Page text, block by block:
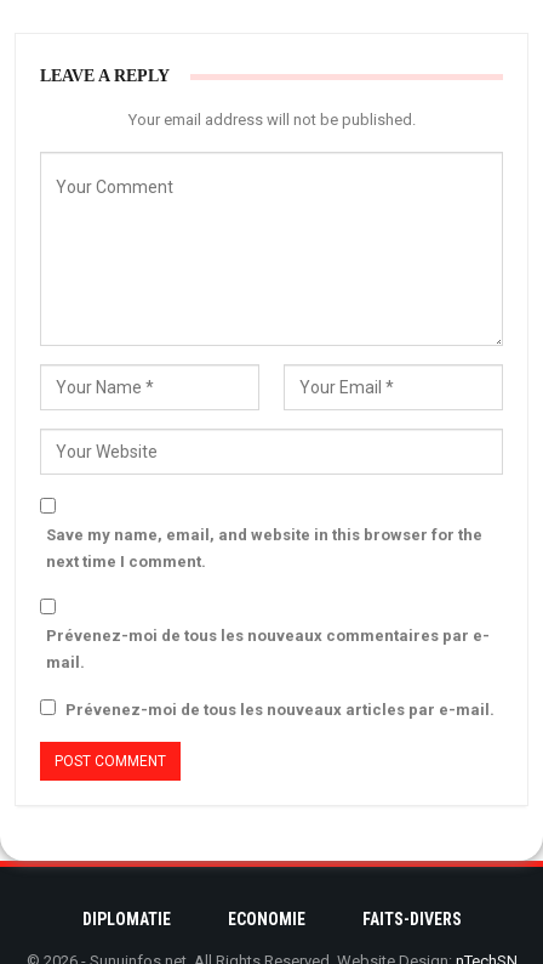
LEAVE A REPLY
Your email address will not be published.
Save my name, email, and website in this browser for the
next time I comment.
Prévenez-moi de tous les nouveaux commentaires par e-
mail.
Prévenez-moi de tous les nouveaux articles par e-mail.
DIPLOMATIE ECONOMIE FAITS-DIVERS